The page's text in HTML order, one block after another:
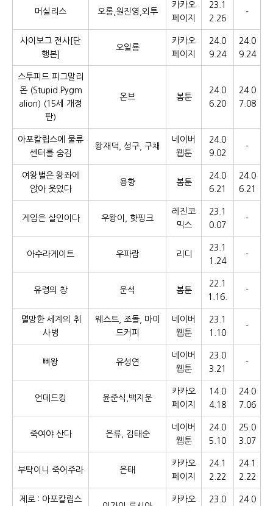
머실리스 오롱,원진영,외투
카카오
페이지
23.1
2.26
-
사이보그 전사[단
행본]
오일룡
카카오
페이지
24.0
9.24
24.0
9.24
스투피드 피그말리
온 (Stupid Pygm
alion) (15세 개정
판)
온브 봄툰
24.0
6.20
24.0
7.08
아포칼립스에 물류
센터를 숨김
왕재덕, 성구, 구채
네이버
웹툰
24.0
9.02
-
여왕벌은 왕좌에
앉아 웃었다
용향 봄툰
24.0
6.21
24.0
6.21
게임은 살인이다 우왕이, 핫핑크
레진코
믹스
23.1
0.07
-
아수라게이트 우파람 리디
23.1
1.24
-
유령의 창 운석 봄툰
22.1
1.16.
-
멸망한 세계의 취
사병
웨스트, 조돌, 마이
드커피
네이버
웹툰
23.1
1.10
-
뼈왕 유성연
네이버
웹툰
23.0
3.21
-
언데드킹 윤준식,백지운
카카오
페이지
14.0
4.18
24.0
7.06
죽여야 산다 은류, 김태순
네이버
웹툰
24.0
5.10
25.0
3.07
부탁이니 죽어주라 은태
카카오
페이지
24.1
2.22
24.1
2.22
제로 : 아포칼립스
카카오
23.0
24.0